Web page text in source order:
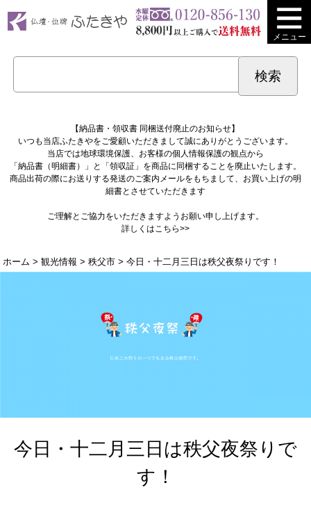
メニュー
【納品書・領収書 同梱送付廃止のお知らせ】
いつも当店ふたきやをご愛顧いただきまして誠にありがとうございます。
当店では地球環境保護、お客様の個人情報保護の観点から
「納品書（明細書）」と「領収証」を商品に同梱することを廃止いたします。
商品出荷の際にお送りする発送のご案内メールをもちまして、お買い上げの明
細書とさせていただきます
ご理解とご協力をいただきますようお願い申し上げます。
詳しくはこちら>>
ホーム >観光情報 >秩父市 > 今日・十二月三日は秩父夜祭りです！
今日・十二月三日は秩父夜祭りで
す！